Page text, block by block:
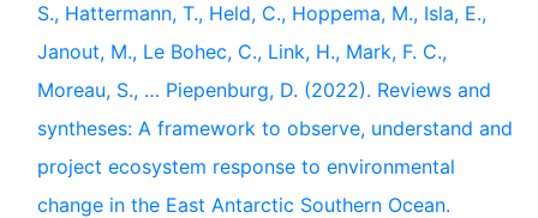
S., Hattermann, T., Held, C., Hoppema, M., Isla, E.,
Janout, M., Le Bohec, C., Link, H., Mark, F. C.,
Moreau, S., … Piepenburg, D. (2022). Reviews and
syntheses: A framework to observe, understand and
project ecosystem response to environmental
change in the East Antarctic Southern Ocean.